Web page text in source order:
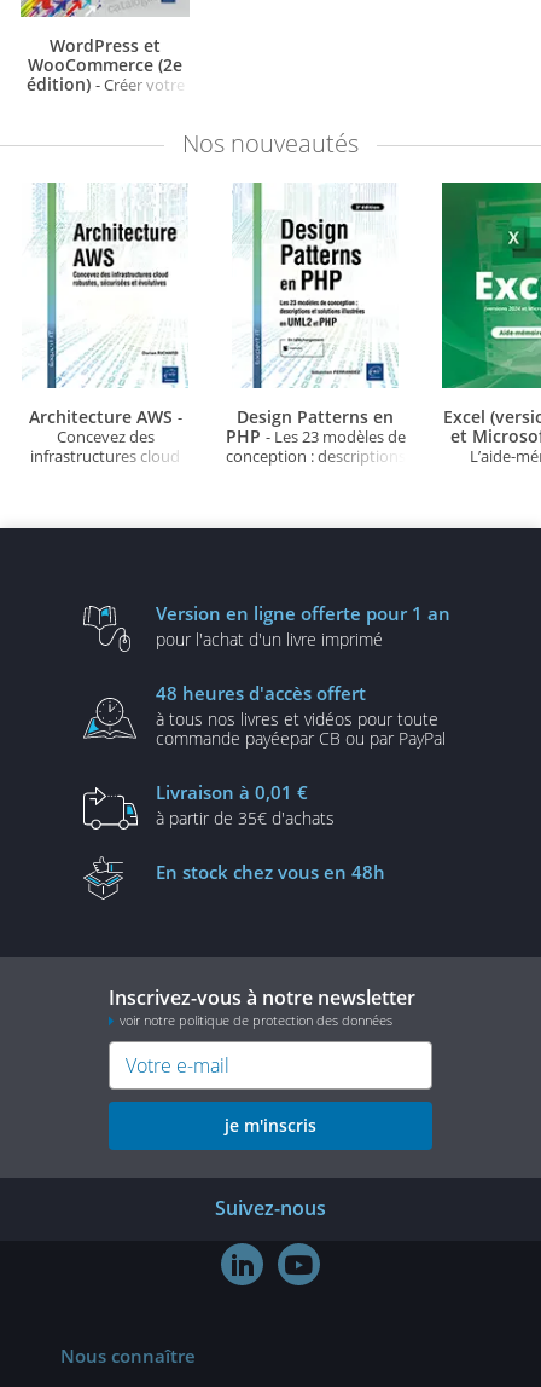
WordPress et
WooCommerce (2e
édition) - Créer votre
Nos nouveautés
Architecture AWS -
Concevez des
infrastructures cloud
Design Patterns en
PHP - Les 23 modèles de
conception : descriptions
Excel
et
L’aide-
Version en ligne offerte pour 1 an
pour l'achat d'un livre imprimé
48 heures d'accès offert
à tous nos livres et vidéos pour toute
commande payéepar CB ou par PayPal
Livraison à 0,01 €
à partir de 35€ d'achats
En stock chez vous en 48h
Inscrivez-vous à notre newsletter
voir notre politique de protection des données
je m'inscris
Suivez-nous
 
Nous connaître